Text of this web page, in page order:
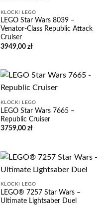
KLOCKI LEGO
LEGO Star Wars 8039 –
Venator-Class Republic Attack
Cruiser
3949,00 zł
KLOCKI LEGO
LEGO Star Wars 7665 –
Republic Cruiser
3759,00 zł
KLOCKI LEGO
LEGO® 7257 Star Wars –
Ultimate Lightsaber Duel